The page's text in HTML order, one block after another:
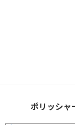
ポリッシャ